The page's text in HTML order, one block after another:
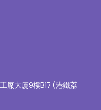
廠大廈9樓B17 (港鐵荔